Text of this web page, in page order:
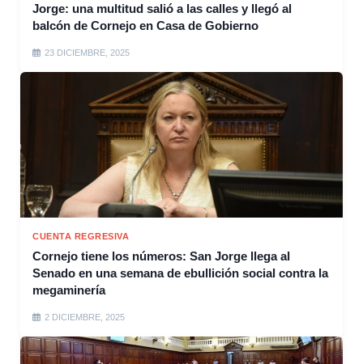
Jorge: una multitud salió a las calles y llegó al
balcón de Cornejo en Casa de Gobierno
23 DICIEMBRE, 2025
CUENTA REGRESIVA
Cornejo tiene los números: San Jorge llega al
Senado en una semana de ebullición social contra la
megaminería
2 DICIEMBRE, 2025